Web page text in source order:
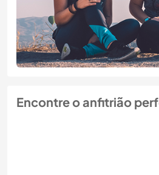
Encontre o anfitrião